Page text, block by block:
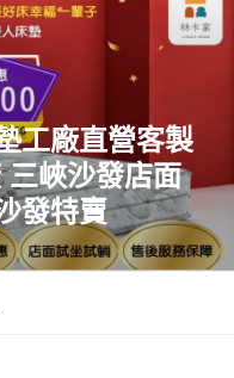
工廠直營客製
峽沙發店面
發特賣